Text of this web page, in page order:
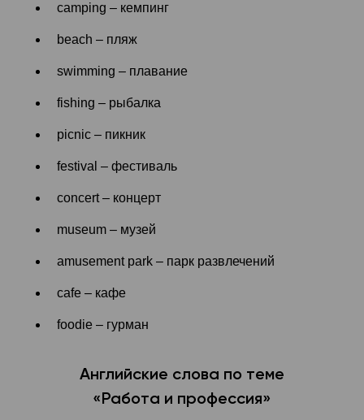
camping – кемпинг
beach – пляж
swimming – плавание
fishing – рыбалка
picnic – пикник
festival – фестиваль
concert – концерт
museum – музей
amusement park – парк развлечений
cafe – кафе
foodie – гурман
Английские слова по теме
«Работа и профессия»